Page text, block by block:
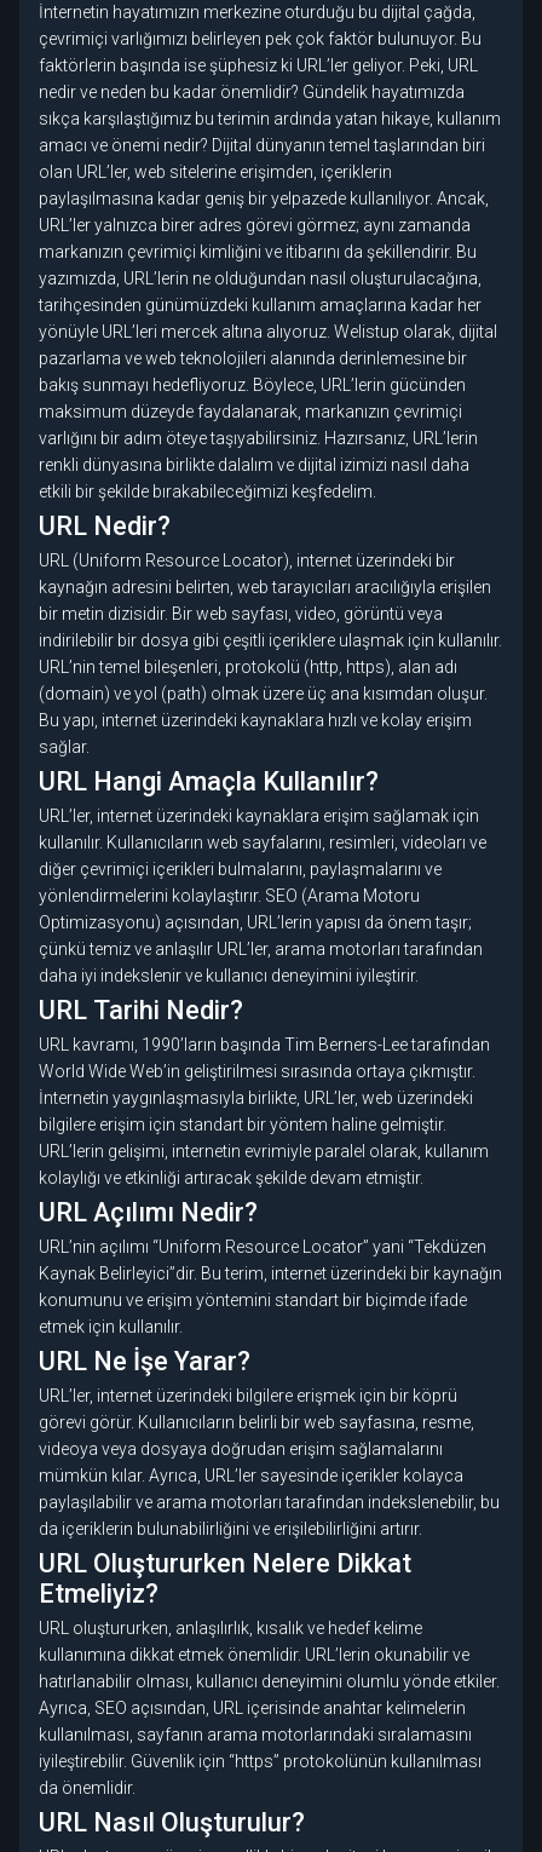
İnternetin hayatımızın merkezine oturduğu bu dijital çağda,
çevrimiçi varlığımızı belirleyen pek çok faktör bulunuyor. Bu
faktörlerin başında ise şüphesiz ki URL’ler geliyor. Peki, URL
nedir ve neden bu kadar önemlidir? Gündelik hayatımızda
sıkça karşılaştığımız bu terimin ardında yatan hikaye, kullanım
amacı ve önemi nedir? Dijital dünyanın temel taşlarından biri
olan URL’ler, web sitelerine erişimden, içeriklerin
paylaşılmasına kadar geniş bir yelpazede kullanılıyor. Ancak,
URL’ler yalnızca birer adres görevi görmez; aynı zamanda
markanızın çevrimiçi kimliğini ve itibarını da şekillendirir. Bu
yazımızda, URL’lerin ne olduğundan nasıl oluşturulacağına,
tarihçesinden günümüzdeki kullanım amaçlarına kadar her
yönüyle URL’leri mercek altına alıyoruz. Welistup olarak, dijital
pazarlama ve web teknolojileri alanında derinlemesine bir
bakış sunmayı hedefliyoruz. Böylece, URL’lerin gücünden
maksimum düzeyde faydalanarak, markanızın çevrimiçi
varlığını bir adım öteye taşıyabilirsiniz. Hazırsanız, URL’lerin
renkli dünyasına birlikte dalalım ve dijital izimizi nasıl daha
etkili bir şekilde bırakabileceğimizi keşfedelim.
URL Nedir?
URL (Uniform Resource Locator), internet üzerindeki bir
kaynağın adresini belirten, web tarayıcıları aracılığıyla erişilen
bir metin dizisidir. Bir web sayfası, video, görüntü veya
indirilebilir bir dosya gibi çeşitli içeriklere ulaşmak için kullanılır.
URL’nin temel bileşenleri, protokolü (http, https), alan adı
(domain) ve yol (path) olmak üzere üç ana kısımdan oluşur.
Bu yapı, internet üzerindeki kaynaklara hızlı ve kolay erişim
sağlar.
URL Hangi Amaçla Kullanılır?
URL’ler, internet üzerindeki kaynaklara erişim sağlamak için
kullanılır. Kullanıcıların web sayfalarını, resimleri, videoları ve
diğer çevrimiçi içerikleri bulmalarını, paylaşmalarını ve
yönlendirmelerini kolaylaştırır. SEO (Arama Motoru
Optimizasyonu) açısından, URL’lerin yapısı da önem taşır;
çünkü temiz ve anlaşılır URL’ler, arama motorları tarafından
daha iyi indekslenir ve kullanıcı deneyimini iyileştirir.
URL Tarihi Nedir?
URL kavramı, 1990’ların başında Tim Berners-Lee tarafından
World Wide Web’in geliştirilmesi sırasında ortaya çıkmıştır.
İnternetin yaygınlaşmasıyla birlikte, URL’ler, web üzerindeki
bilgilere erişim için standart bir yöntem haline gelmiştir.
URL’lerin gelişimi, internetin evrimiyle paralel olarak, kullanım
kolaylığı ve etkinliği artıracak şekilde devam etmiştir.
URL Açılımı Nedir?
URL’nin açılımı “Uniform Resource Locator” yani “Tekdüzen
Kaynak Belirleyici”dir. Bu terim, internet üzerindeki bir kaynağın
konumunu ve erişim yöntemini standart bir biçimde ifade
etmek için kullanılır.
URL Ne İşe Yarar?
URL’ler, internet üzerindeki bilgilere erişmek için bir köprü
görevi görür. Kullanıcıların belirli bir web sayfasına, resme,
videoya veya dosyaya doğrudan erişim sağlamalarını
mümkün kılar. Ayrıca, URL’ler sayesinde içerikler kolayca
paylaşılabilir ve arama motorları tarafından indekslenebilir, bu
da içeriklerin bulunabilirliğini ve erişilebilirliğini artırır.
URL Oluştururken Nelere Dikkat
Etmeliyiz?
URL oluştururken, anlaşılırlık, kısalık ve hedef kelime
kullanımına dikkat etmek önemlidir. URL’lerin okunabilir ve
hatırlanabilir olması, kullanıcı deneyimini olumlu yönde etkiler.
Ayrıca, SEO açısından, URL içerisinde anahtar kelimelerin
kullanılması, sayfanın arama motorlarındaki sıralamasını
iyileştirebilir. Güvenlik için “https” protokolünün kullanılması
da önemlidir.
URL Nasıl Oluşturulur?